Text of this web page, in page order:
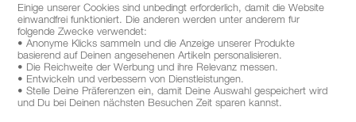
Einige unserer Cookies sind unbedingt erforderlich, damit die Website
einwandfrei funktioniert. Die anderen werden unter anderem für
folgende Zwecke verwendet:
• Anonyme Klicks sammeln und die Anzeige unserer Produkte
basierend auf Deinen angesehenen Artikeln personalisieren.
• Die Reichweite der Werbung und ihre Relevanz messen.
• Entwickeln und verbessern von Dienstleistungen.
• Stelle Deine Präferenzen ein, damit Deine Auswahl gespeichert wird
und Du bei Deinen nächsten Besuchen Zeit sparen kannst.